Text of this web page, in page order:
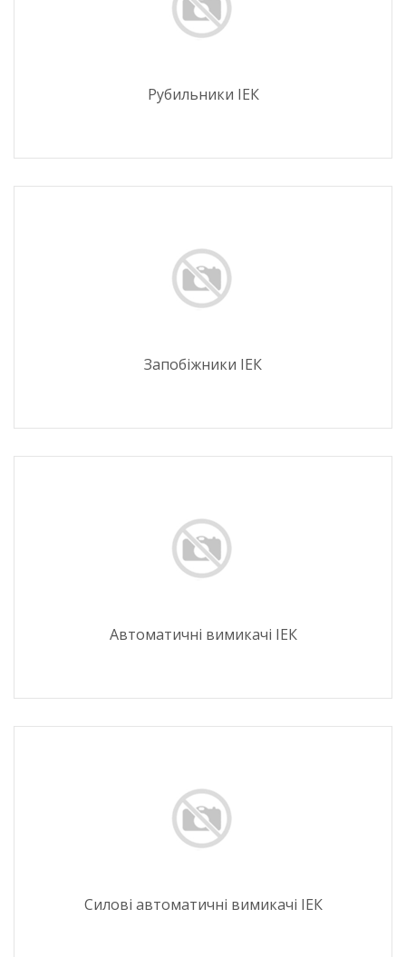
Рубильники ІЕК
Запобіжники ІЕК
Автоматичні вимикачі ІЕК
Силові автоматичні вимикачі ІЕК